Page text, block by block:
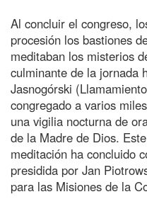
Al concluir el congreso,
procesión los bastiones
meditaban los misterios
culminante de la jornada
Jasnogórski
congregado a varios
una vigilia nocturna de
de la Madre de Dios.
meditación ha concluido
presidida por Jan
para las Misiones de la